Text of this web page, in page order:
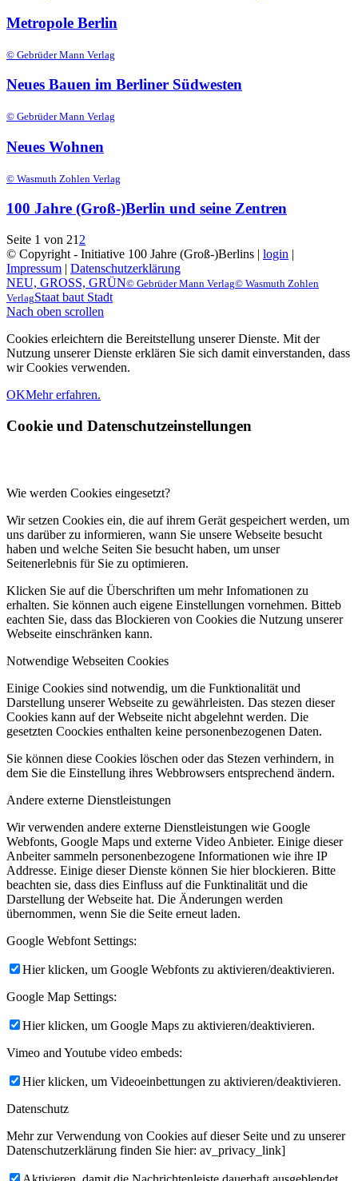
Metropole Berlin
© Gebrüder Mann Verlag
Neues Bauen im Berliner Südwesten
© Gebrüder Mann Verlag
Neues Wohnen
© Wasmuth Zohlen Verlag
100 Jahre (Groß-)Berlin und seine Zentren
Seite 1 von 21 2
© Copyright - Initiative 100 Jahre (Groß-)Berlins | login |
Impressum | Datenschutzerklärung
NEU, GROSS, GRÜN© Gebrüder Mann Verlag© Wasmuth Zohlen
VerlagStaat baut Stadt
Nach oben scrollen
Cookies erleichtern die Bereitstellung unserer Dienste. Mit der
Nutzung unserer Dienste erklären Sie sich damit einverstanden, dass
wir Cookies verwenden.
OKMehr erfahren.
Cookie und Datenschutzeinstellungen
Wie werden Cookies eingesetzt?
Wir setzen Cookies ein, die auf ihrem Gerät gespeichert werden, um
uns darüber zu informieren, wann Sie unsere Webseite besucht
haben und welche Seiten Sie besucht haben, um unser
Seitenerlebnis für Sie zu optimieren.
Klicken Sie auf die Überschriften um mehr Infomationen zu
erhalten. Sie können auch eigene Einstellungen vornehmen. Bitteb
eachten Sie, dass das Blockieren von Cookies die Nutzung unserer
Webseite einschränken kann.
Notwendige Webseiten Cookies
Einige Cookies sind notwendig, um die Funktionalität und
Darstellung unserer Webseite zu gewährleisten. Das stezen dieser
Cookies kann auf der Webseite nicht abgelehnt werden. Die
gesetzten Coockies enthalten keine personenbezogenen Daten.
Sie können diese Cookies löschen oder das Stezen verhindern, in
dem Sie die Einstellung ihres Webbrowsers entsprechend ändern.
Andere externe Dienstleistungen
Wir verwenden andere externe Dienstleistungen wie Google
Webfonts, Google Maps und externe Video Anbieter. Einige dieser
Anbeiter sammeln personenbezogene Informationen wie ihre IP
Addresse. Einige dieser Dienste können Sie hier blockieren. Bitte
beachten sie, dass dies Einfluss auf die Funktinalität und die
Darstellung der Webseite hat. Die Änderungen werden
übernommen, wenn Sie die Seite erneut laden.
Google Webfont Settings:
Hier klicken, um Google Webfonts zu aktivieren/deaktivieren.
Google Map Settings:
Hier klicken, um Google Maps zu aktivieren/deaktivieren.
Vimeo and Youtube video embeds:
Hier klicken, um Videoeinbettungen zu aktivieren/deaktivieren.
Datenschutz
Mehr zur Verwendung von Cookies auf dieser Seite und zu unserer
Datenschutzerklärung finden Sie hier: av_privacy_link]